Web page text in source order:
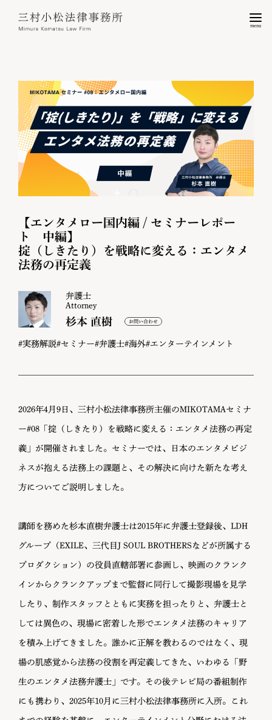
menu
【エンタメロー国内編 / セミナーレポー
ト 中編】
掟（しきたり）を戦略に変える：エンタメ
法務の再定義
弁護士
Attorney
杉本 直樹
#実務解説#セミナー#弁護士#海外#エンターテインメント
2026年4月9日、三村小松法律事務所主催のMIKOTAMAセミナ
ー#08「掟（しきたり）を戦略に変える：エンタメ法務の再定
義」が開催されました。セミナーでは、日本のエンタメビジ
ネスが抱える法務上の課題と、その解決に向けた新たな考え
方についてご説明しました。
講師を務めた杉本直樹弁護士は2015年に弁護士登録後、LDH
グループ（EXILE、三代目J SOUL BROTHERSなどが所属する
プロダクション）の役員直轄部署に参画し、映画のクランク
インからクランクアップまで監督に同行して撮影現場を見学
したり、制作スタッフとともに実務を担ったりと、弁護士と
しては異色の、現場に密着した形でエンタメ法務のキャリア
を積み上げてきました。誰かに正解を教わるのではなく、現
場の肌感覚から法務の役割を再定義してきた、いわゆる「野
生のエンタメ法務弁護士」です。その後テレビ局の番組制作
にも携わり、2025年10月に三村小松法律事務所に入所。これ